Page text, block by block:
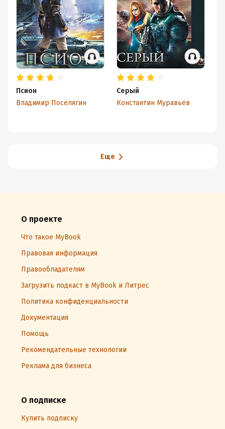
Псион
Владимир Поселягин
Серый
Константин Муравьёв
Еще
О проекте
Что такое MyBook
Правовая информация
Правообладателям
Загрузить подкаст в MyBook и Литрес
Политика конфиденциальности
Документация
Помощь
Рекомендательные технологии
Реклама для бизнеса
О подписке
Купить подписку